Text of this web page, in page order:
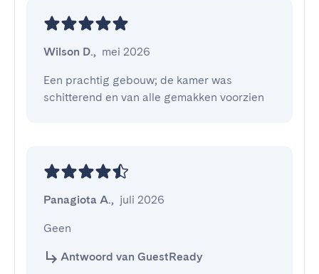
Wilson D., mei 2026
Een prachtig gebouw; de kamer was
schitterend en van alle gemakken voorzien
Panagiota A., juli 2026
Geen
Antwoord van GuestReady